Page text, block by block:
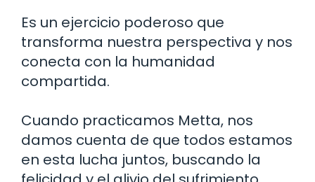
Es un ejercicio poderoso que
transforma nuestra perspectiva y nos
conecta con la humanidad
compartida.
Cuando practicamos Metta, nos
damos cuenta de que todos estamos
en esta lucha juntos, buscando la